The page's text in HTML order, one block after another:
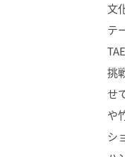
文
テ
挑
せ
や
シ